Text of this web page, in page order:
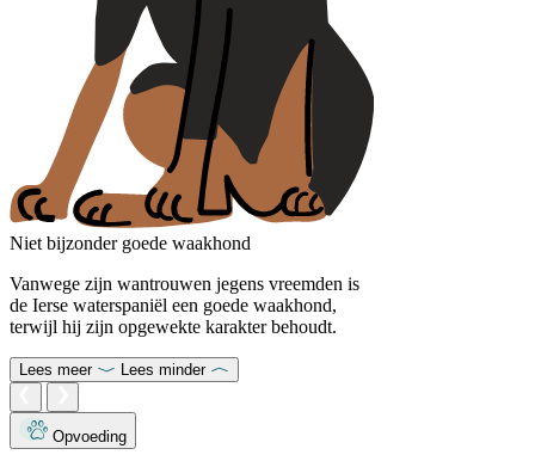
Niet bijzonder goede waakhond
Vanwege zijn wantrouwen jegens vreemden is
de Ierse waterspaniël een goede waakhond,
terwijl hij zijn opgewekte karakter behoudt.
Lees meer Lees minder
Opvoeding